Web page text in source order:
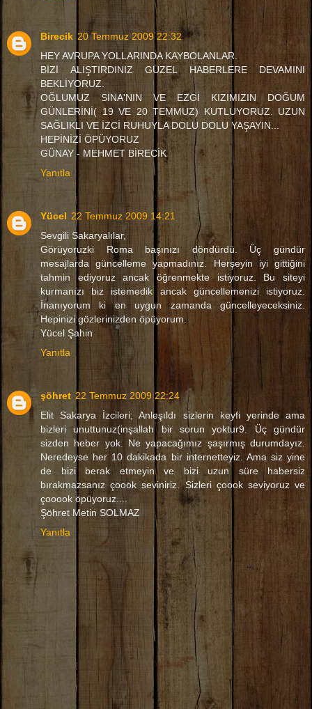
Birecik 20 Temmuz 2009 22:32
HEY AVRUPA YOLLARINDA KAYBOLANLAR.
BİZİ ALIŞTIRDINIZ GÜZEL HABERLERE DEVAMINI
BEKLİYORUZ.
OĞLUMUZ SİNA'NIN VE EZGİ KIZIMIZIN DOĞUM
GÜNLERİNİ( 19 VE 20 TEMMUZ) KUTLUYORUZ. UZUN
SAĞLIKLI VE İZCİ RUHUYLA DOLU DOLU YAŞAYIN...
HEPİNİZİ ÖPÜYORUZ
GÜNAY - MEHMET BİRECİK
Yanıtla
Yücel 22 Temmuz 2009 14:21
Sevgili Sakaryalılar,
Görüyoruzki Roma başınızı döndürdü. Üç gündür
mesajlarda güncelleme yapmadınız. Herşeyin iyi gittiğini
tahmin ediyoruz ancak öğrenmekte istiyoruz. Bu siteyi
kurmanızı biz istemedik ancak güncellemenizi istiyoruz.
İnanıyorum ki en uygun zamanda güncelleyeceksiniz.
Hepinizi gözlerinizden öpüyorum.
Yücel Şahin
Yanıtla
şöhret 22 Temmuz 2009 22:24
Elit Sakarya İzcileri; Anleşıldı sizlerin keyfi yerinde ama
bizleri unuttunuz(inşallah bir sorun yoktur9. Üç gündür
sizden heber yok. Ne yapacağımız şaşırmış durumdayız.
Neredeyse her 10 dakikada bir internetteyiz. Ama siz yine
de bizi berak etmeyin ve bizi uzun süre habersiz
bırakmazsanız çoook seviniriz. Sizleri çoook seviyoruz ve
çooook öpüyoruz....
Şöhret Metin SOLMAZ
Yanıtla